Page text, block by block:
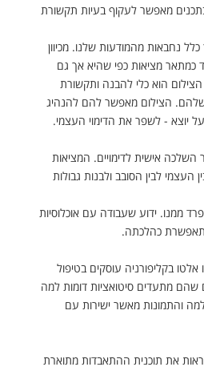
מאפשר לעקוף בעיות תקשורת
נחבאות מהמודעות שלנו. מכיוון
כמתאר מציאות כפי שהיא אך גם
הוא כלי להבנה ותקשורת
שלהם. הצילום מאפשר להם להנהיג
יוצא - לשפר את הדימוי העצמי.
אישית לדימויים. המציאות
לבין הסובב ולבנות גבולות
ממנו. ידוע שעבודה עם אוכלוסיות
כהלכתה.
בקליפורניה עוסקים בטיפול
מתעדים סיטואציות דומות למה
והתמונות מאשר ישירות עם
את תוכנית ההתאבדות מתוארת